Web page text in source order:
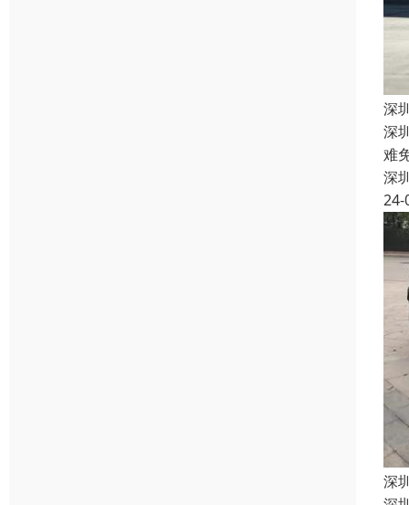
深
深
难
深
24-
深